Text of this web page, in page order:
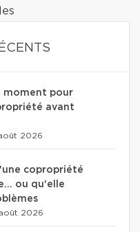
moment pour
avant
2026
copropriété
ou qu'elle
2026